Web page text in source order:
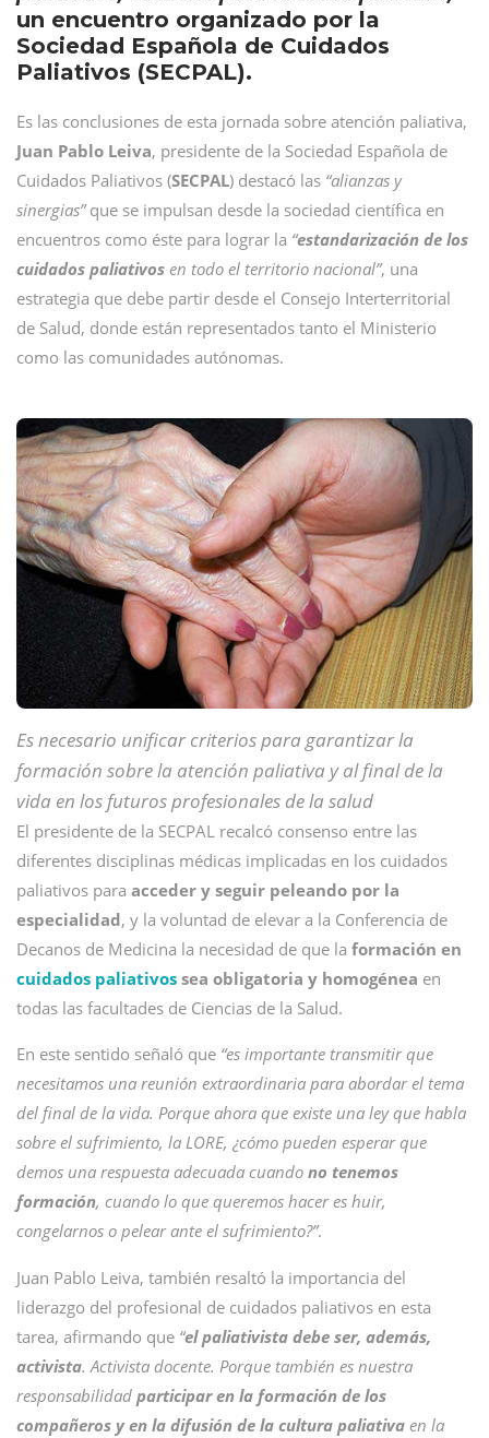
un encuentro organizado por la
Sociedad Española de Cuidados
Paliativos (SECPAL).
Es las conclusiones de esta jornada sobre atención paliativa,
Juan Pablo Leiva, presidente de la Sociedad Española de
Cuidados Paliativos (SECPAL) destacó las “alianzas y
sinergias”que se impulsan desde la sociedad científica en
encuentros como éste para lograr la “estandarización de los
cuidados paliativos en todo el territorio nacional”, una
estrategia que debe partir desde el Consejo Interterritorial
de Salud, donde están representados tanto el Ministerio
como las comunidades autónomas.
Es necesario unificar criterios para garantizar la
formación sobre la atención paliativa y al final de la
vida en los futuros profesionales de la salud
El presidente de la SECPAL recalcó consenso entre las
diferentes disciplinas médicas implicadas en los cuidados
paliativos para acceder y seguir peleando por la
especialidad, y la voluntad de elevar a la Conferencia de
Decanos de Medicina la necesidad de que la formación en
cuidados paliativos sea obligatoria y homogénea en
todas las facultades de Ciencias de la Salud.
En este sentido señaló que “es importante transmitir que
necesitamos una reunión extraordinaria para abordar el tema
del final de la vida. Porque ahora que existe una ley que habla
sobre el sufrimiento, la LORE, ¿cómo pueden esperar que
demos una respuesta adecuada cuando no tenemos
formación, cuando lo que queremos hacer es huir,
congelarnos o pelear ante el sufrimiento?”.
Juan Pablo Leiva, también resaltó la importancia del
liderazgo del profesional de cuidados paliativos en esta
tarea, afirmando que “el paliativista debe ser, además,
activista. Activista docente. Porque también es nuestra
responsabilidad participar en la formación de los
compañeros y en la difusión de la cultura paliativa en la